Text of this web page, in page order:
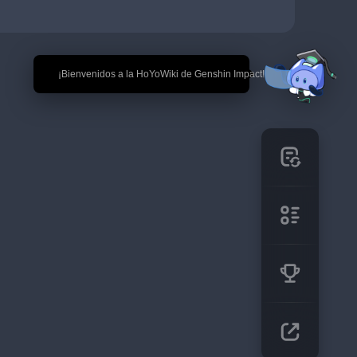
🎉 ¡Bienvenidos a la HoYoWiki de Genshin Impact!